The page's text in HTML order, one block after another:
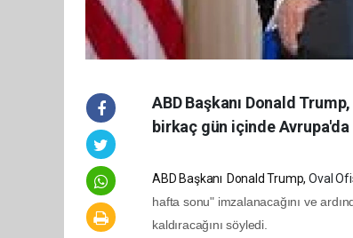
ABD Başkanı Donald
birkaç gün içinde
ABD Başkanı Donald Trump,Oval
hafta sonu" imzalanacağını ve
kaldıracağını söyledi.